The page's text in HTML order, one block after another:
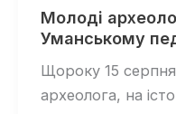
Молоді
Уманському
Щороку 15
археолога, на